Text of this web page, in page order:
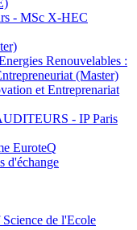
- MSc X-HEC
Renouvelables :
(Master)
et Entreprenariat
- IP Paris
EuroteQ
d'échange
de l'Ecole